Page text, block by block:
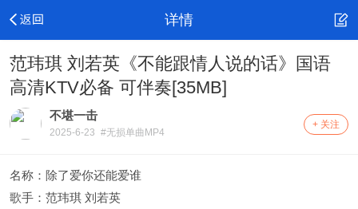
详情
范玮琪 刘若英《不能跟情人说的话》国语
高清KTV必备 可伴奏[35MB]
不堪一击
2025-6-23 #无损单曲MP4
+ 关注
名称：除了爱你还能爱谁
歌手：范玮琪 刘若英